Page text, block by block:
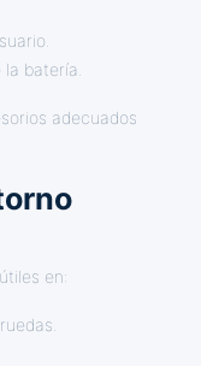
batería.
adecuados
en: